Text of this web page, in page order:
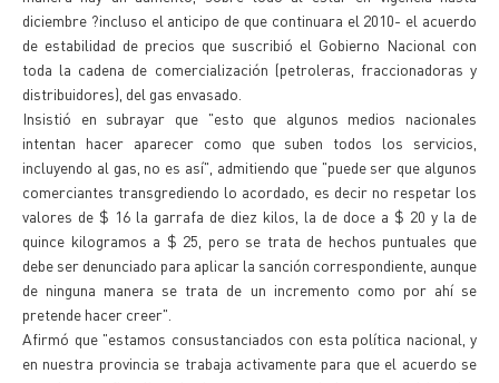
diciembre ?incluso el anticipo de que continuara el 2010- el acuerdo
de estabilidad de precios que suscribió el Gobierno Nacional con
toda la cadena de comercialización (petroleras, fraccionadoras y
distribuidores), del gas envasado.
Insistió en subrayar que "esto que algunos medios nacionales
intentan hacer aparecer como que suben todos los servicios,
incluyendo al gas, no es así", admitiendo que "puede ser que algunos
comerciantes transgrediendo lo acordado, es decir no respetar los
valores de $ 16 la garrafa de diez kilos, la de doce a $ 20 y la de
quince kilogramos a $ 25, pero se trata de hechos puntuales que
debe ser denunciado para aplicar la sanción correspondiente, aunque
de ninguna manera se trata de un incremento como por ahí se
pretende hacer creer".
Afirmó que "estamos consustanciados con esta política nacional, y
en nuestra provincia se trabaja activamente para que el acuerdo se